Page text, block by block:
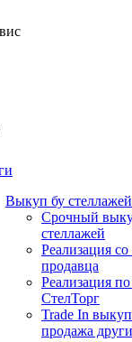
Выкуп бу стеллажей
Срочный
стеллажей
Реализация со
продавца
Реализация
СтелТорг
Trade In
продажа